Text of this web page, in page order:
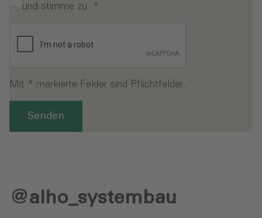
und stimme zu. *
Mit * markierte Felder sind Pflichtfelder.
Senden
@alho_systembau